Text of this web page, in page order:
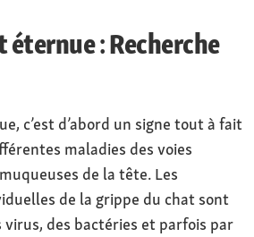
éternue : Recherche
c’est d’abord un signe tout à fait
maladies des voies
de la tête. Les
de la grippe du chat sont
virus, des bactéries et parfois par